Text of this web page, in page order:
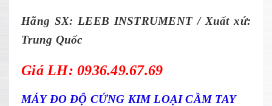
Hãng SX: LEEB INSTRUMENT / Xuất xứ:
Trung Quốc
Giá LH: 0936.49.67.69
MÁY ĐO ĐỘ CỨNG KIM LOẠI CẦM TAY